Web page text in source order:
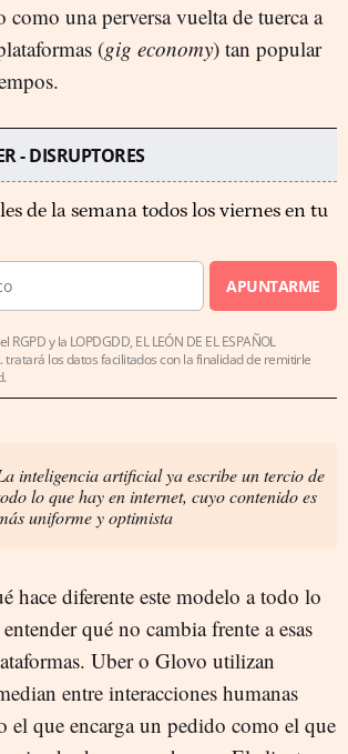
como una perversa vuelta de tuerca a
(gig economy) tan popular
- DISRUPTORES
de la semana todos los viernes en tu
APUNTARME
y la LOPDGDD, EL LEÓN DE EL ESPAÑOL
tratará los datos facilitados con la finalidad de remitirle
inteligencia artificial ya escribe un tercio de
lo que hay en internet, cuyo contenido es
uniforme y optimista
hace diferente este modelo a todo lo
qué no cambia frente a esas
Uber o Glovo utilizan
entre interacciones humanas
el que encarga un pedido como el que